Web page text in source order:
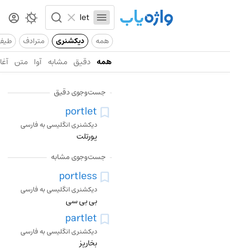
همه دیکشنری مترادف
همه دقیق مشابه آوا متن
جست‌وجوی دقیق
portlet
دیکشنری انگلیسی به فارسی
پورتلت
جست‌وجوی مشابه
portless
دیکشنری انگلیسی به فارسی
بی بی سی
partlet
دیکشنری انگلیسی به فارسی
بخارپز